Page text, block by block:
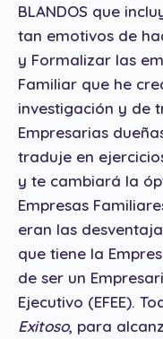
BLANDOS que
tan emotivos de
y Formalizar las
Familiar que he
investigación y de
Empresarias
traduje en
y te cambiará la
Empresas
eran las
que tiene la
de ser un
Ejecutivo (EFEE).
Exitoso, para